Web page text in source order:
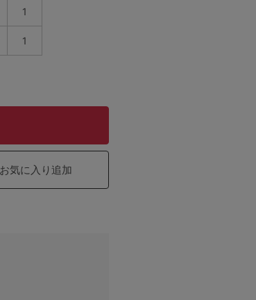
1
1
お気に入り追加